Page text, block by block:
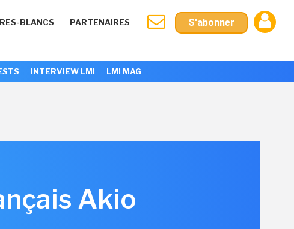
BLANCS PARTENAIRES S'abonner
INTERVIEW LMI LMI MAG
Akio